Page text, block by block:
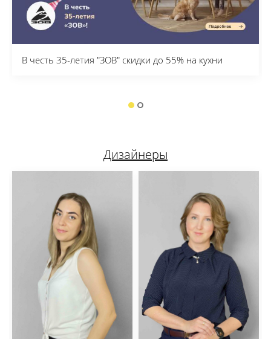
В честь 35-летия "ЗОВ" скидки до 55% на кухни
Дизайнеры